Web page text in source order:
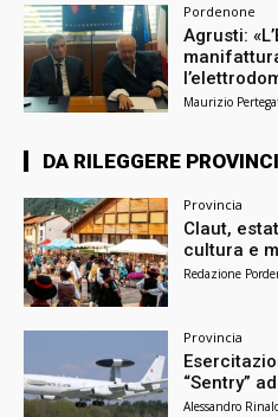
Pordenone
Agrusti:
Maurizio
DA RILEGGERE
Provincia
Claut,
cultura e
Redazione
Provincia
“Sentry”
Alessandro